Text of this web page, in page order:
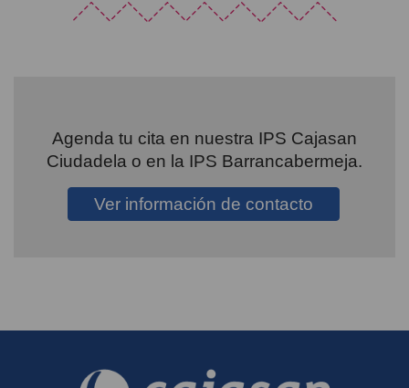
Agenda tu cita en nuestra IPS Cajasan
Ciudadela o en la IPS Barrancabermeja.
Ver información de contacto